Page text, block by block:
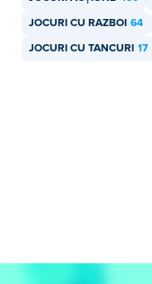
JOCURI CU RAZBOI 64
JOCURI CU TANCURI 17